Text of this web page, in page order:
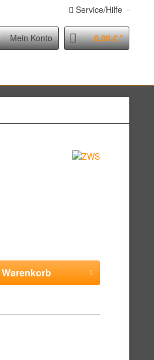
Service/Hilfe
Mein Konto 0,00 € *
Warenkorb